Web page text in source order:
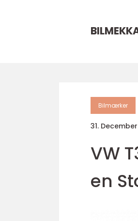
Bilmærker
31.
VW
en